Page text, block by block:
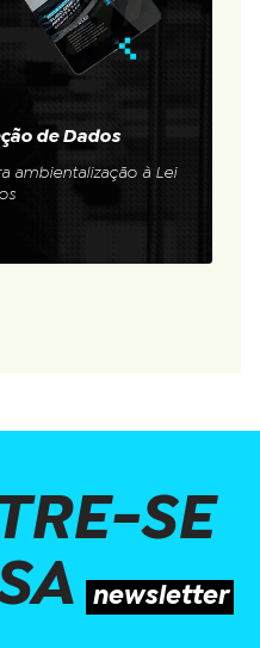
de Dados
ambientalização à Lei
SE
newsletter